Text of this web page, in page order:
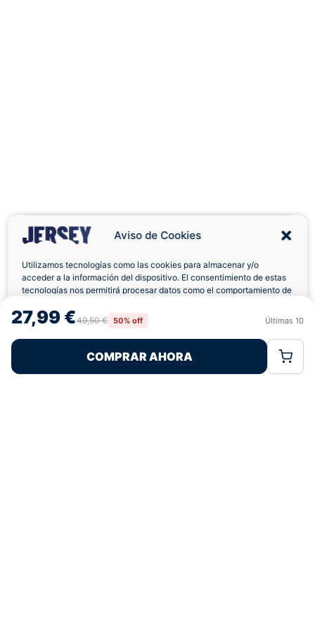
Aviso de Cookies
Utilizamos tecnologías como las cookies para almacenar y/o
acceder a la información del dispositivo. El consentimiento de estas
tecnologías nos permitirá procesar datos como el comportamiento de
retirar el consentimiento, puede afectar negativamente a ciertas
características y funciones.
Rechazar
Política de CookiesPolítica de Privacidad
27,99 €49,50 € 50% off Últimas 10
COMPRAR AHORA
Envíos a Domicilio Devolución 7 Días
Pagos 100% Seguros Ofertas Sin Límites